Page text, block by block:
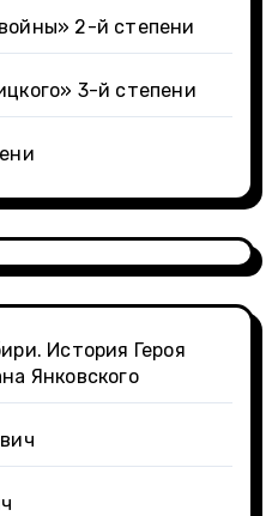
2-й степени
3-й степени
История Героя
Янковского